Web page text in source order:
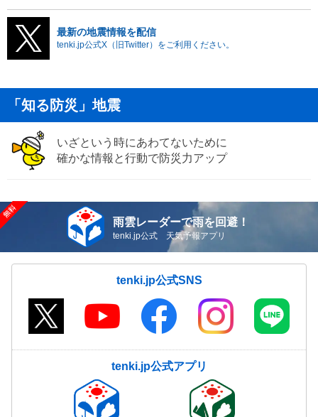
最新の地震情報を配信
tenki.jp公式X（旧Twitter）をご利用ください。
「知る防災」地震
いざという時にあわてないために
確かな情報と行動で防災力アップ
雨雲レーダーで雨を回避！
tenki.jp公式 天気予報アプリ
tenki.jp公式SNS
tenki.jp公式アプリ